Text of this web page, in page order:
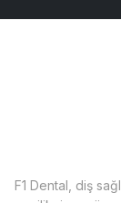
F1 Dental, diş